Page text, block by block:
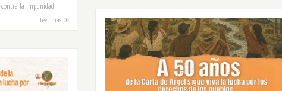
contra la impunidad
Leer más